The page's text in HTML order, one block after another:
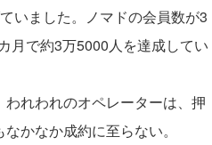
いました。ノマドの会員数が3
月で約3万5000人を達成してい
れわれのオペレーターは、押
かなか成約に至らない。